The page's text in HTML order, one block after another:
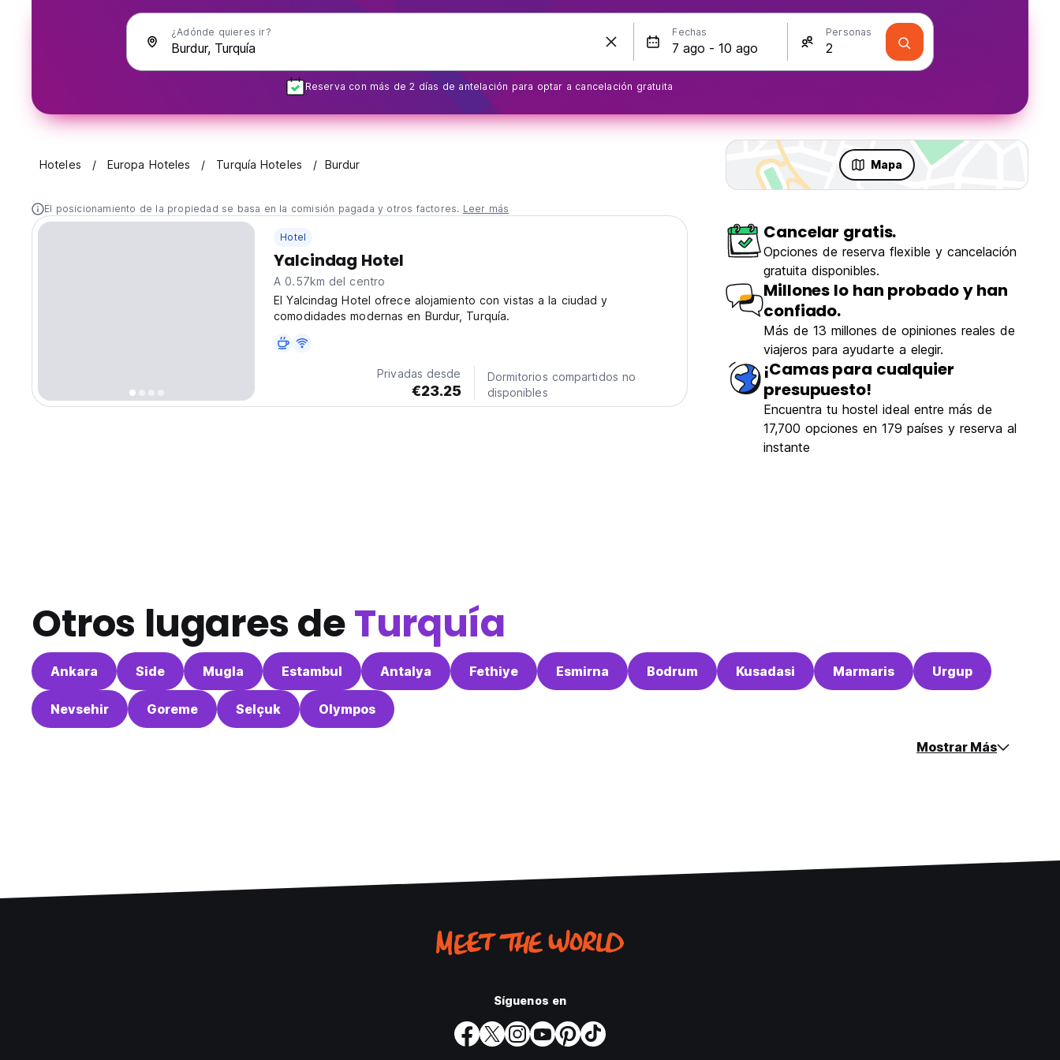
¿Adónde quieres ir? Fechas Personas
Reserva con más de 2 días de antelación para optar a cancelación gratuita
Hoteles Europa Hoteles Turquía Hoteles Burdur Mapa
El posicionamiento de la propiedad se basa en la comisión pagada y otros factores. Leer más
Hotel
Yalcindag Hotel
A 0.57km del centro
El Yalcindag Hotel ofrece alojamiento con vistas a la ciudad y
comodidades modernas en Burdur, Turquía.
Privadas desde
€23.25
Dormitorios compartidos no
disponibles
Cancelar gratis.
Opciones de reserva flexible y cancelación
gratuita disponibles.
Millones lo han probado y han
confiado.
Más de 13 millones de opiniones reales de
viajeros para ayudarte a elegir.
¡Camas para cualquier
presupuesto!
Encuentra tu hostel ideal entre más de
17,700 opciones en 179 países y reserva al
instante
Otros lugares deTurquía
Ankara Side Mugla Estambul Antalya Fethiye Esmirna Bodrum Kusadasi Marmaris Urgup
Nevsehir Goreme Selçuk Olympos
Mostrar Más
Síguenos en